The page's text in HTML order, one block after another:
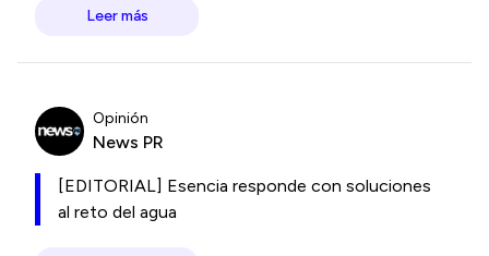
Leer más
Opinión
News PR
[EDITORIAL] Esencia responde con soluciones
al reto del agua